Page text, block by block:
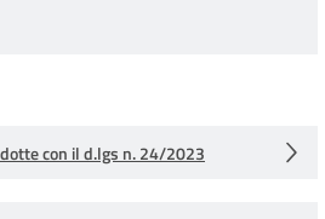
con il d.lgs n. 24/2023